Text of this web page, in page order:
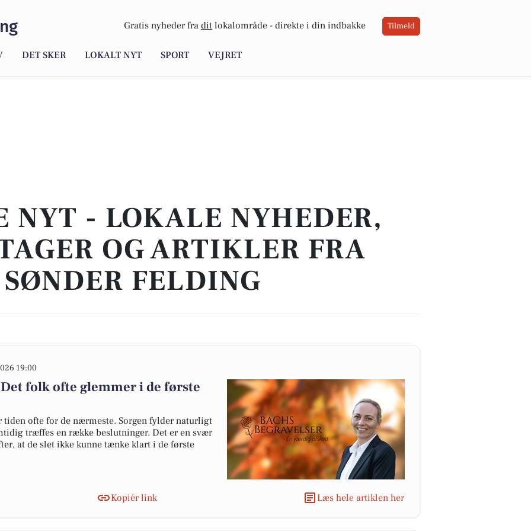
Gratis nyheder fra dit lokalområde - direkte i din indbakke Tilmeld
DET SKER LOKALT NYT SPORT VEJRET
NYT - LOKALE NYHEDER,
OG ARTIKLER FRA
SØNDER FELDING
19:00
folk ofte glemmer i de første
tiden ofte for de nærmeste. Sorgen fylder naturligt
træffes en række beslutninger. Det er en svær
at de slet ikke kunne tænke klart i de første
Kopiér link Læs hele artiklen her